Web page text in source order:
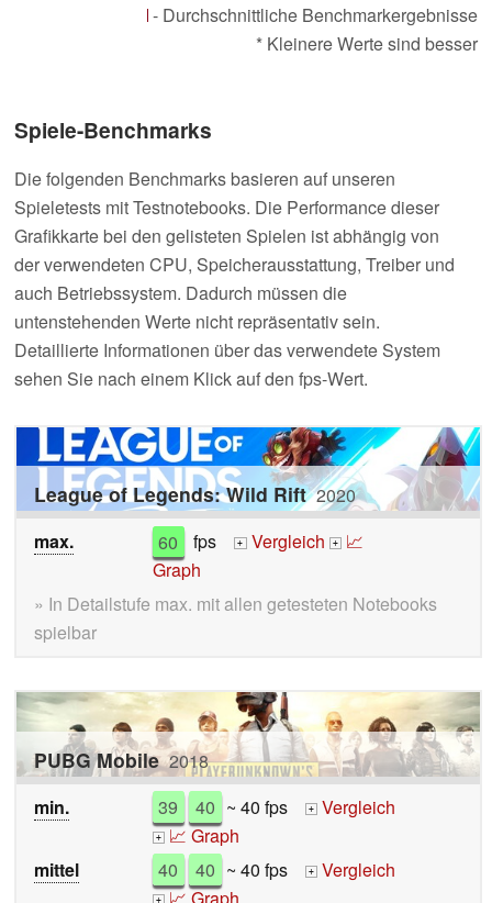
- Durchschnittliche Benchmarkergebnisse
* Kleinere Werte sind besser
Spiele-Benchmarks
Die folgenden Benchmarks basieren auf unseren
Spieletests mit Testnotebooks. Die Performance dieser
Grafikkarte bei den gelisteten Spielen ist abhängig von
der verwendeten CPU, Speicherausstattung, Treiber und
auch Betriebssystem. Dadurch müssen die
untenstehenden Werte nicht repräsentativ sein.
Detaillierte Informationen über das verwendete System
sehen Sie nach einem Klick auf den fps-Wert.
League of Legends: Wild Rift 2020
max.
60 fps + Vergleich +
📈
Graph
» In Detailstufe max. mit allen getesteten Notebooks
spielbar
PUBG Mobile 2018
min.
39 40 ~ 40 fps + Vergleich
+ 📈 Graph
mittel
40 40 ~ 40 fps + Vergleich
+